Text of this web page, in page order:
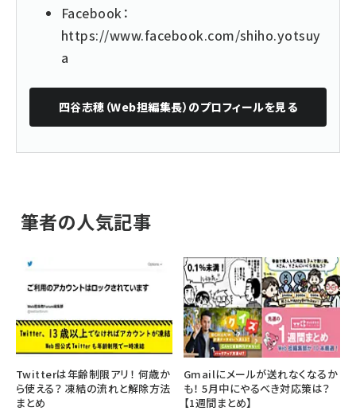
Facebook：
https://www.facebook.com/shiho.yotsuy
a
四谷志穂（Web担編集長） のプロフィールを見る
筆者の人気記事
Twitterは年齢制限アリ！ 何歳か
ら使える？ 凍結の流れと解除方法
まとめ
Gmailにメールが送れなくなるか
も！ 5月中にやるべき対応策は？
【1週間まとめ】